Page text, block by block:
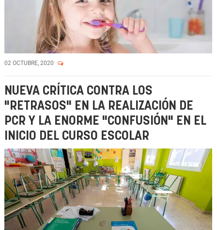
02 OCTUBRE, 2020
NUEVA CRÍTICA CONTRA LOS
"RETRASOS" EN LA REALIZACIÓN DE
PCR Y LA ENORME "CONFUSIÓN" EN EL
INICIO DEL CURSO ESCOLAR